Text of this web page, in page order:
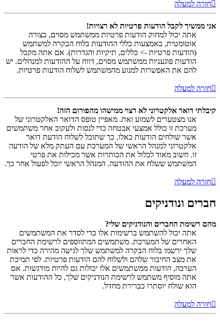
חזרה למעלה
אני ממשיך לקבל הודעות פרטיות לא רצויות!
אתה יכול למחוק הודעות פרטיות ממשתמש מסוים, בצורה
אוטומטית, באמצעות כללי ההודעות בלוח הבקרה למשתמש
(הודעות פרטיות -> כללים, תיקיות והגדרות). אם אתה מקבל
הודעות פוגעניות ממשתמש מסוים, דווח על ההודעות למנהלים. יש
להם את האפשרות למנוע מהמשתמש לשלוח הודעות פרטיות.
חזרה למעלה
קיבלתי דואר אלקטרוני לא רצוי ממישהו מהפורום הזה!
אנו מצטערים לשמוע זאת. מאפיין טופס הדואר האלקטרוני של
מערכת זו כולל אמצעי אבטחה כדי לנסות ולעקוב אחר משתמשים
אשר שולחים הודעות כאלו, כך שתוכל לשלוח הודעת דואר
אלקטרוני למנהל הראשי של המערכת עם העתק מלא של הודעה
זו. חשוב מאוד לכלול את הכותרות אשר מכילות את פרטי
המשתמש ששלח את ההודעה. המנהל הראשי יוכל לפעול אחר כך.
חזרה למעלה
חברים ונודניקים
מהם רשימת החברים והנודניקים שלי?
אתה יכול להשתמש ברשימות אלו כדי לסדר את המשתמשים
האחרים של המערכת. משתמשים המתווספים לרשימת החברים
שלך ירשמו בלוח הבקרה למשתמש שלך לגישה מהירה כדי לראות
את מצב החיבור שלהם ולשלוח להם הודעות פרטיות. לפי תמיכת
הערכה, הודעות ממשתמשים אלו יכולות גם להיות מודגשות. אם
אתה מוסיף משתמש לרשימת הנודניקים שלך, כל ההודעות אשר
הוא שולח יוסתרו כברירת מחדל.
חזרה למעלה